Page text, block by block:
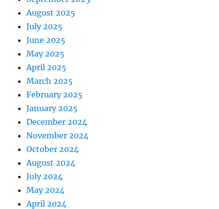
August 2025
July 2025
June 2025
May 2025
April 2025
March 2025
February 2025
January 2025
December 2024
November 2024
October 2024
August 2024
July 2024
May 2024
April 2024